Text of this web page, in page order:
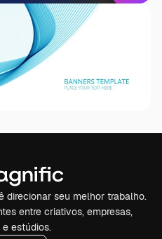
direcionar seu melhor trabalho.
entre criativos, empresas,
estúdios.